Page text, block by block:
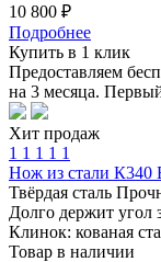
10 800 ₽
Подробнее
Купить в 1 клик
Предоставляем
на 3 месяца.
Хит продаж
1 1 1 1 1
Нож из стали К340
Твёрдая сталь
Долго держит угол
Клинок: кованая
Товар в наличии